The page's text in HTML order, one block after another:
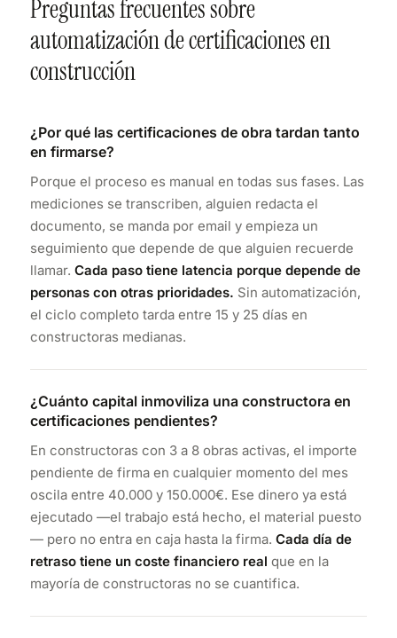
Preguntas frecuentes sobre
automatización de certificaciones en
construcción
¿Por qué las certificaciones de obra tardan tanto
en firmarse?
Porque el proceso es manual en todas sus fases. Las
mediciones se transcriben, alguien redacta el
documento, se manda por email y empieza un
seguimiento que depende de que alguien recuerde
llamar. Cada paso tiene latencia porque depende de
personas con otras prioridades. Sin automatización,
el ciclo completo tarda entre 15 y 25 días en
constructoras medianas.
¿Cuánto capital inmoviliza una constructora en
certificaciones pendientes?
En constructoras con 3 a 8 obras activas, el importe
pendiente de firma en cualquier momento del mes
oscila entre 40.000 y 150.000€. Ese dinero ya está
ejecutado —el trabajo está hecho, el material puesto
— pero no entra en caja hasta la firma. Cada día de
retraso tiene un coste financiero real que en la
mayoría de constructoras no se cuantifica.